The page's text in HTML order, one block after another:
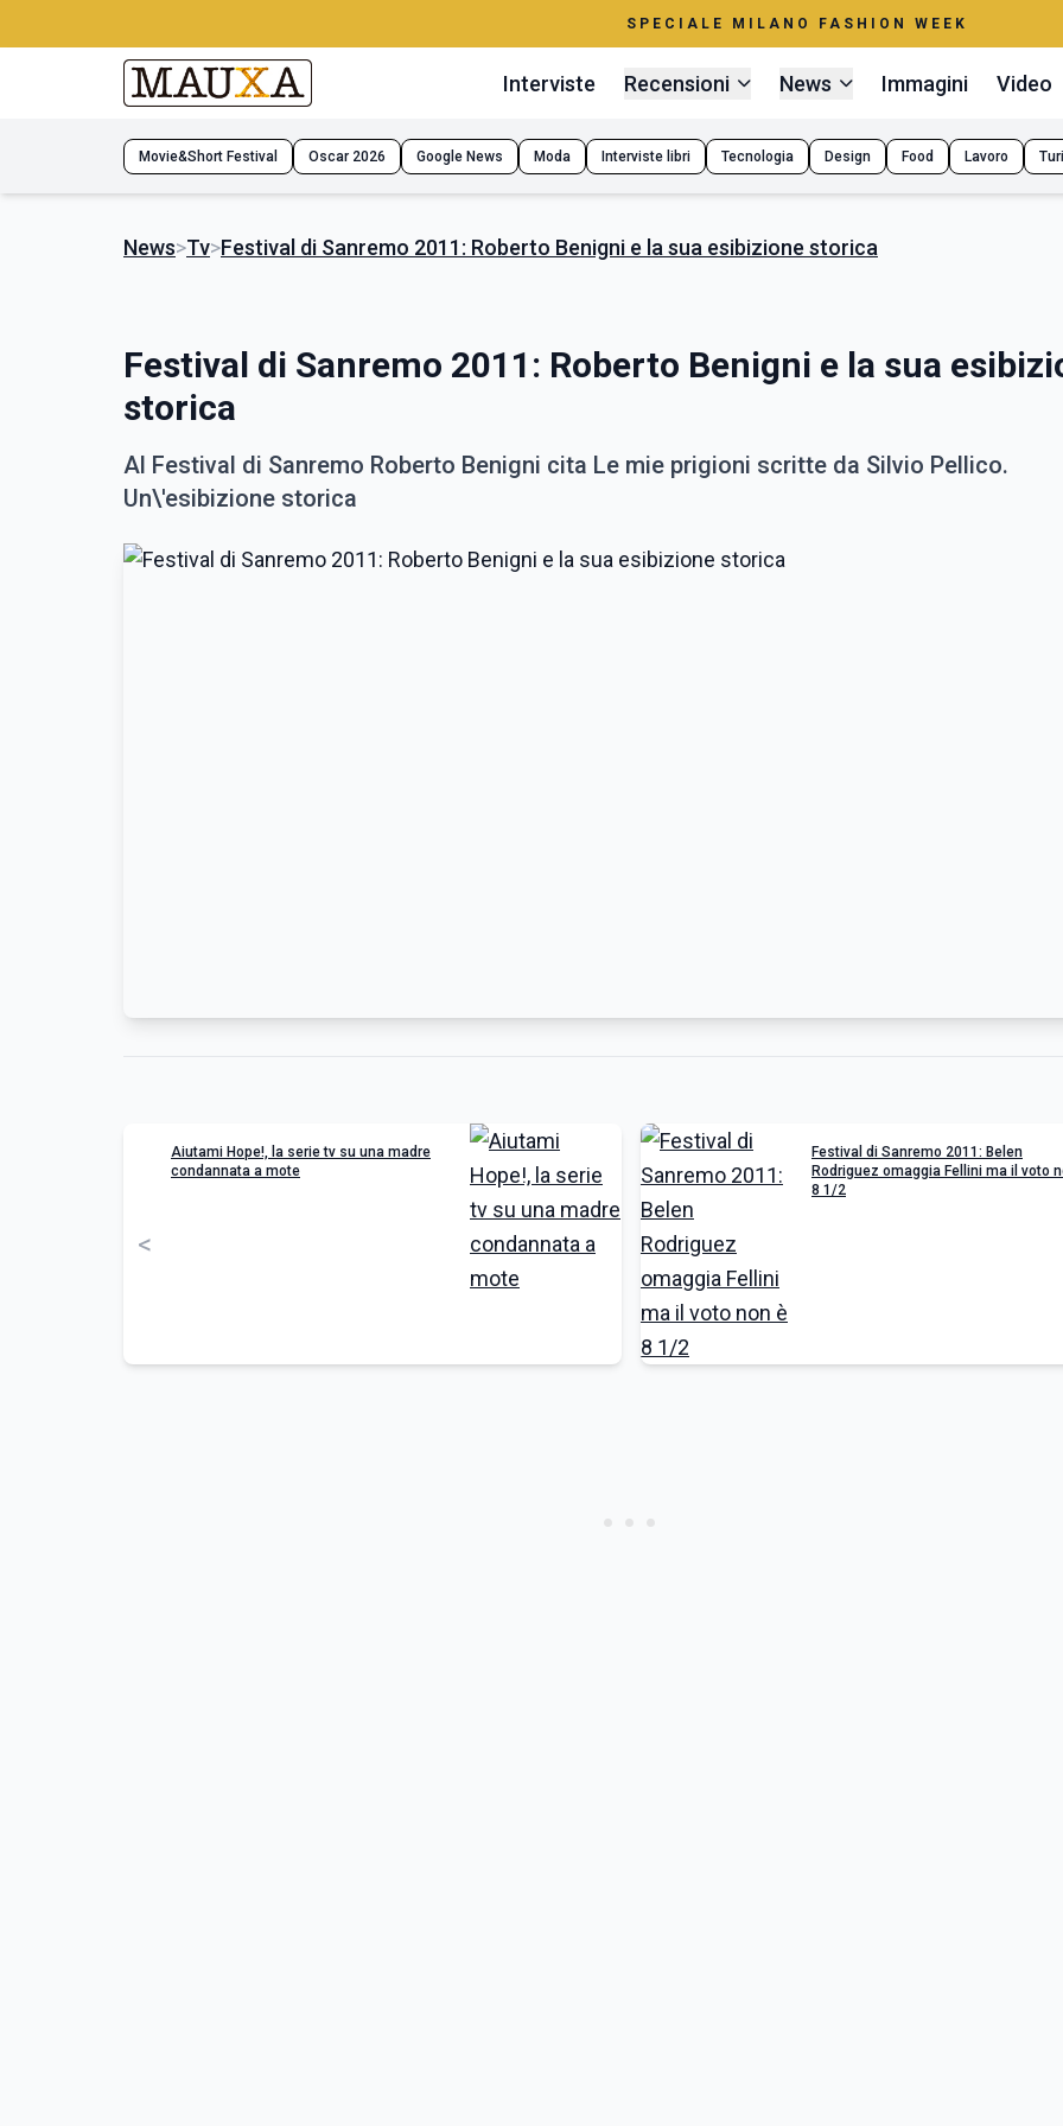
SPECIALE MILANO FASHION WEEK
Interviste Recensioni News Immagini Video
Movie&Short Festival Oscar 2026 Google News Moda Interviste libri Tecnologia Design Food Lavoro
News>Tv>Festival di Sanremo 2011: Roberto Benigni e la sua esibizione storica
Festival di Sanremo 2011: Roberto Benigni e la sua
storica
Al Festival di Sanremo Roberto Benigni cita Le mie prigioni scritte da Silvio Pellico.
Un\'esibizione storica
<
Aiutami Hope!, la serie tv su una madre
condannata a mote
Festival di Sanremo 2011: Belen
Rodriguez omaggia Fellini ma il voto
8 1/2